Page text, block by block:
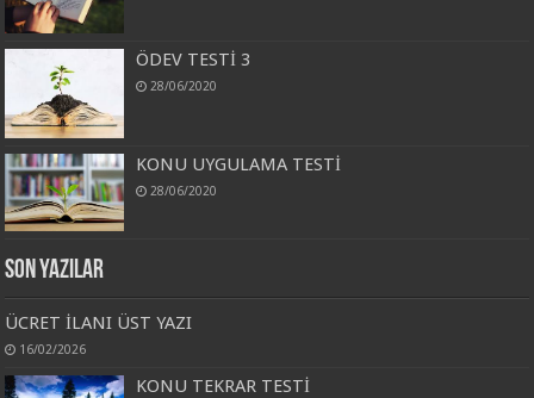
ÖDEV TESTİ 3
28/06/2020
KONU UYGULAMA TESTİ
28/06/2020
Son Yazılar
ÜCRET İLANI ÜST YAZI
16/02/2026
KONU TEKRAR TESTİ